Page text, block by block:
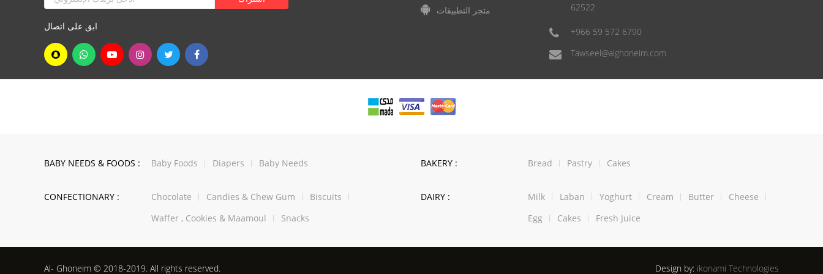
ابق على اتصال
متجر التطبيقات
62522
+966 59 572 6790
Tawseel@alghoneim.com
BABY NEEDS & FOODS : Baby Foods Diapers Baby Needs BAKERY : Bread Pastry Cakes
CONFECTIONARY : Chocolate Candies & Chew Gum
Biscuits
Waffer , Cookies & Maamoul
Snacks
DAIRY : Milk Laban Yoghurt Cream Butter
Cheese
Egg
Cakes Fresh Juice
Al- Ghoneim © 2018-2019. All rights reserved. Design by: ikonami Technologies